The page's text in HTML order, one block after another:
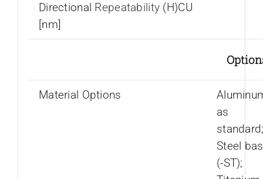
Directional Repeatability (H)CU
[nm]
Material Options
as
Steel
(-ST);